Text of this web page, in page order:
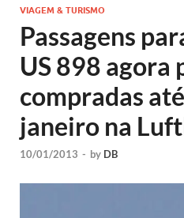
VIAGEM & TURISMO
Passagens
US 898 agora
compradas
janeiro na
10/01/2013 - by DB